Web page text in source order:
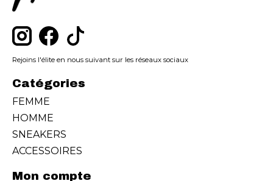
Rejoins l'élite en nous suivant sur les réseaux sociaux
Catégories
FEMME
HOMME
SNEAKERS
ACCESSOIRES
Mon compte